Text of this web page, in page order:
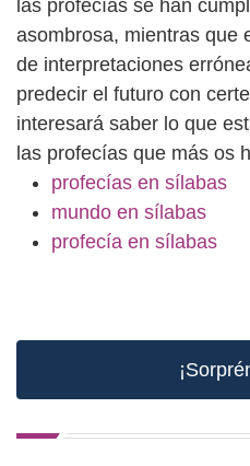
las profecías se han
asombrosa, mientras que
de interpretaciones
predecir el futuro con
interesará saber lo que
las profecías que más os
profecías en sílabas
mundo en sílabas
profecía en sílabas